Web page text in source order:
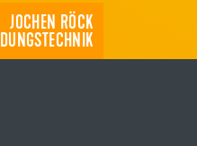
JOCHEN RÖCK